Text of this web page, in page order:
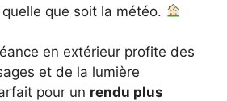
que soit la météo.
en extérieur profite des
et de la lumière
pour un rendu plus